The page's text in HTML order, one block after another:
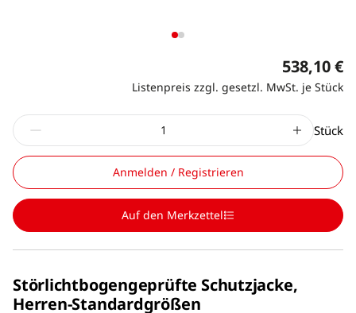
538,10 €
Listenpreis zzgl. gesetzl. MwSt. je Stück
Stück
Anmelden / Registrieren
Auf den Merkzettel
Störlichtbogengeprüfte Schutzjacke,
Herren-Standardgrößen